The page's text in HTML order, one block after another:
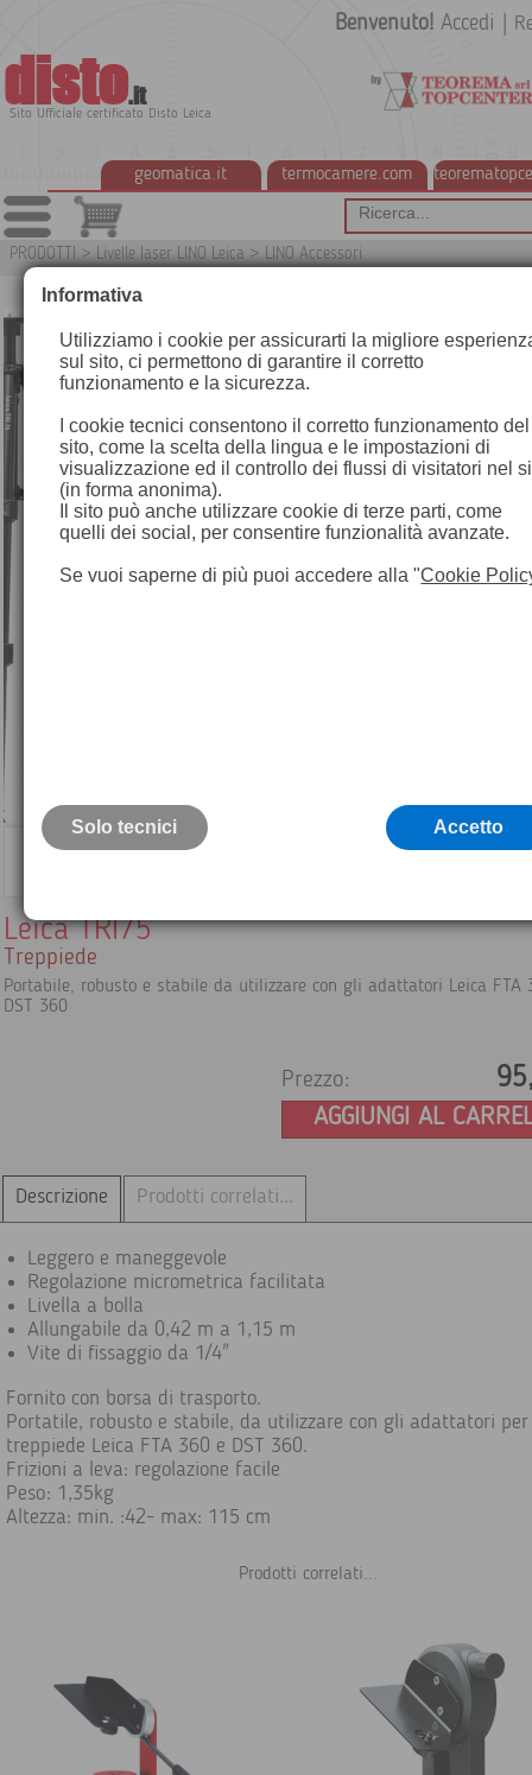
disto.it
Sito Ufficiale certificato Disto Leica
geomatica.it termocamere.com
Benvenuto! Accedi
PRODOTTI > Livelle laser LINO Leica > LINO Accessori
Leica TRI75
Treppiede
Portabile, robusto e stabile da utilizzare con gli adattatori Leica FTA
DST 360
Prezzo:
AGGIUNGI AL
Descrizione Prodotti correlati...
Leggero e maneggevole
Regolazione micrometrica facilitata
Livella a bolla
Allungabile da 0,42 m a 1,15 m
Vite di fissaggio da 1/4"
Fornito con borsa di trasporto.
Portatile, robusto e stabile, da utilizzare con gli adattatori per
treppiede Leica FTA 360 e DST 360.
Frizioni a leva: regolazione facile
Peso: 1,35kg
Altezza: min. :42- max: 115 cm
Prodotti correlati...
Informativa
Utilizziamo i cookie per assicurarti la migliore
sul sito, ci permettono di garantire il corretto
funzionamento e la sicurezza.
I cookie tecnici consentono il corretto funzionamento del
sito, come la scelta della lingua e le impostazioni di
visualizzazione ed il controllo dei flussi di visitatori nel
(in forma anonima).
Il sito può anche utilizzare cookie di terze parti, come
quelli dei social, per consentire funzionalità avanzate.
Se vuoi saperne di più puoi accedere alla "Cookie
Solo tecnici Accetto